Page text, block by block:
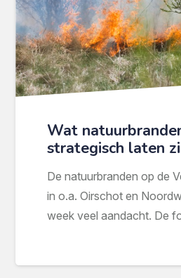
Wat
strategisch laten
De natuurbranden op de
in o.a. Oirschot en
week veel aandacht. De